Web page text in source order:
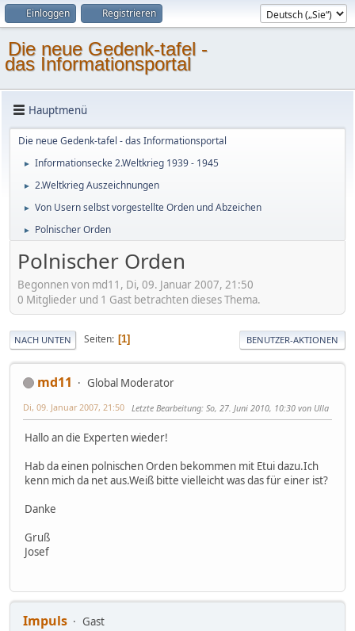
Einloggen Registrieren
Die neue Gedenk-tafel -
das Informationsportal
Hauptmenü
Die neue Gedenk-tafel - das Informationsportal
► Informationsecke 2.Weltkrieg 1939 - 1945
► 2.Weltkrieg Auszeichnungen
► Von Usern selbst vorgestellte Orden und Abzeichen
► Polnischer Orden
Polnischer Orden
Begonnen von md11, Di, 09. Januar 2007, 21:50
0 Mitglieder und 1 Gast betrachten dieses Thema.
NACH UNTEN Seiten 1 BENUTZER-AKTIONEN
md11 Global Moderator
Di, 09. Januar 2007, 21:50 Letzte Bearbeitung: So, 27. Juni 2010, 10:30 von Ulla
Hallo an die Experten wieder!
Hab da einen polnischen Orden bekommen mit Etui dazu.Ich
kenn mich da net aus.Weiß bitte vielleicht was das für einer ist?
Danke
Gruß
Josef
Impuls
Gast